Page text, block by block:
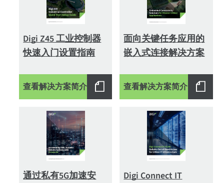
Digi Z45 工业控制器
快速入门设置指南
查看解决方案简介
面向关键任务应用的
嵌入式连接解决方案
查看解决方案简介
通过私有5G加速安
Digi Connect IT